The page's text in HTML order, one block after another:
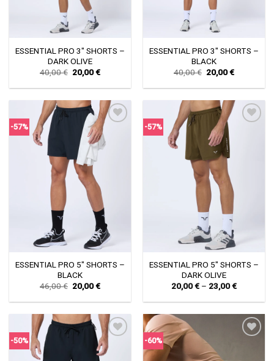
ESSENTIAL PRO 3″ SHORTS –
DARK OLIVE
40,00€ Original
price
was:
20,00€Current
is:
ESSENTIAL PRO 3″ SHORTS –
BLACK
40,00€ Original
price
was:
20,00€Current
is:
-57%
Πρόσθήκη
στην λίστα
επιθυμιών
ESSENTIAL PRO 5″ SHORTS –
BLACK
46,00€ Original
price
was:
20,00€Current
is:
-57%
Πρόσθήκη
στην λίστα
επιθυμιών
ESSENTIAL PRO 5″ SHORTS –
DARK OLIVE
20,00€ – 23,00€Price
20,00 €
23,00 €
-50% -60%